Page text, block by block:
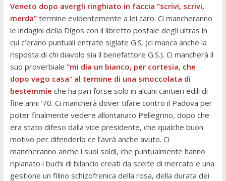
Veneto dopo avergli ringhiato in faccia “scrivi, scrivi,
merda”termine evidentemente a lei caro. Ci mancheranno
le indagini della Digos con il libretto postale degli ultras in
cui c’erano puntuali entrate siglate G.S. (ci manca anche la
risposta di chi diavolo sia il benefattore G.S.). Ci mancherà il
suo proverbiale “mi dia un bianco, per cortesia, che
dopo vago casa” al termine di una smoccolata di
bestemmie che ha pari forse solo in alcuni cantieri edili di
fine anni ’70. Ci mancherà dover tifare contro il Padova per
poter finalmente vedere allontanato Pellegrino, dopo che
era stato difeso dalla vice presidente, che qualche buon
motivo per difenderlo ce l’avrà anche avuto. Ci
mancheranno anche i suoi soldi, che puntualmente hanno
ripianato i buchi di bilancio creati da scelte di mercato e una
gestione un filino schizofrenica della rosa, della durata dei